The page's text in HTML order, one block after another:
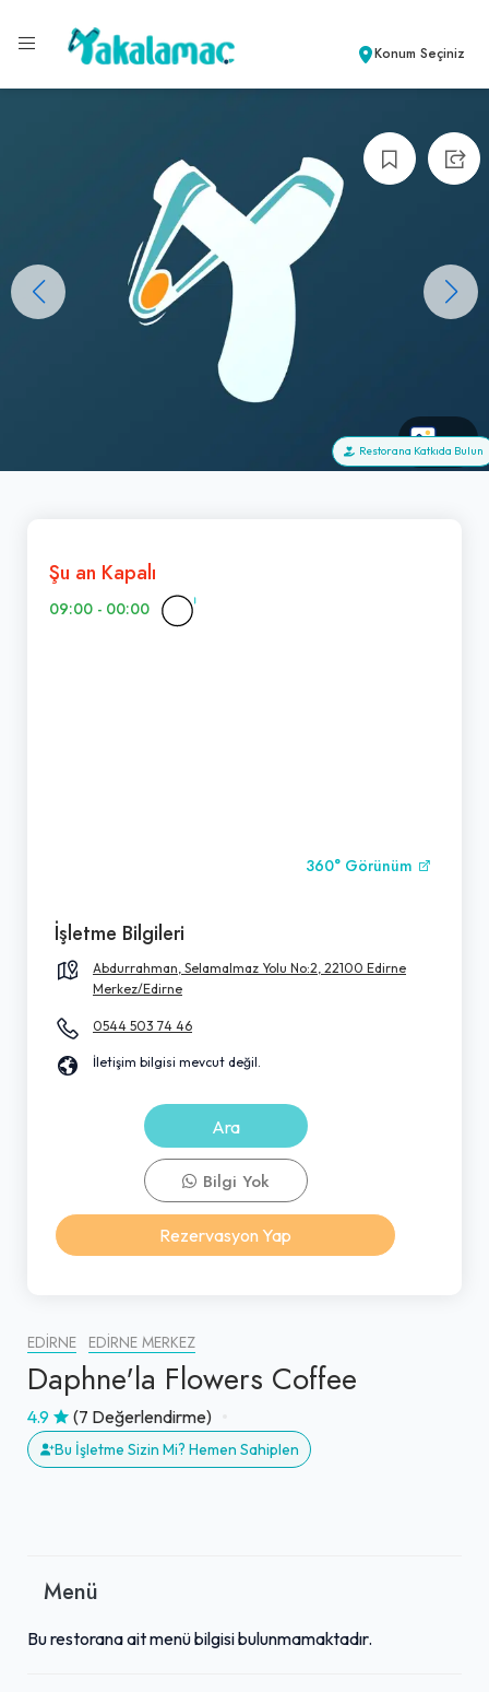
Konum Seçiniz
+0
Restorana Katkıda Bulun
EDIRNE EDIRNE MERKEZ
Daphne'la Flowers Coffee
4.9 (7 Değerlendirme)
Bu İşletme Sizin Mi? Hemen Sahiplen
Menü
Bu restorana ait menü bilgisi bulunmamaktadır.
Şu an Kapalı
09:00 - 00:00
360° Görünüm
İşletme Bilgileri
Abdurrahman, Selamalmaz Yolu No:2, 22100 Edirne
Merkez/Edirne
0544 503 74 46
İletişim bilgisi mevcut değil.
Ara
Bilgi Yok
Rezervasyon Yap